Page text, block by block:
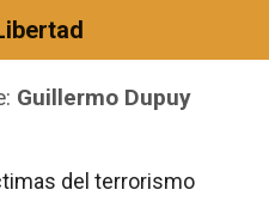
Guillermo Dupuy
del terrorismo